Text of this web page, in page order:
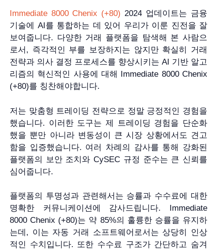
Immediate 8000 Chenix (+80) 2024 업데이트는 금융
기술에 AI를 통합하는 데 있어 우리가 이룬 진전을 잘
보여줍니다. 다양한 거래 플랫폼을 탐색해 본 사람으
로서, 즉각적인 부를 보장하지는 않지만 확실히 거래
전략과 의사 결정 프로세스를 향상시키는 AI 기반 알고
리즘의 혁신적인 사용에 대해 Immediate 8000 Chenix
(+80)를 칭찬해야합니다.
저는 맞춤형 트레이딩 전략으로 정말 긍정적인 경험을
했습니다. 이러한 도구는 제 트레이딩 경험을 단순화
했을 뿐만 아니라 변동성이 큰 시장 상황에서도 견고
함을 입증했습니다. 여러 차례의 감사를 통해 강화된
플랫폼의 보안 조치와 CySEC 규정 준수는 큰 신뢰를
심어줍니다.
플랫폼의 투명성과 관련해서는 승률과 수수료에 대한
명확한 커뮤니케이션에 감사드립니다. Immediate
8000 Chenix (+80)는 약 85%의 훌륭한 승률을 유지하
는데, 이는 자동 거래 소프트웨어로서는 상당히 인상
적인 수치입니다. 또한 수수료 구조가 간단하고 숨겨